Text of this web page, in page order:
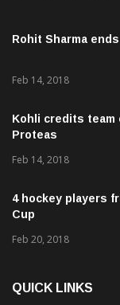
Rohit Sharma
Feb 14, 2018
Kohli credits
Proteas
Feb 14, 2018
4 hockey players
Cup
Feb 20, 2018
QUICK LINKS